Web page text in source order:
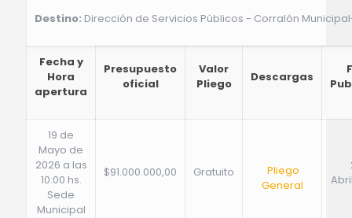
Destino: Dirección de Servicios Públicos - Corralón
Fecha y
Hora
apertura
Presupuesto
oficial
Valor
Pliego
Descargas
19 de
Mayo de
2026 a las
10:00 hs.
Sede
Municipal
$91.000.000,00 Gratuito
Pliego
General